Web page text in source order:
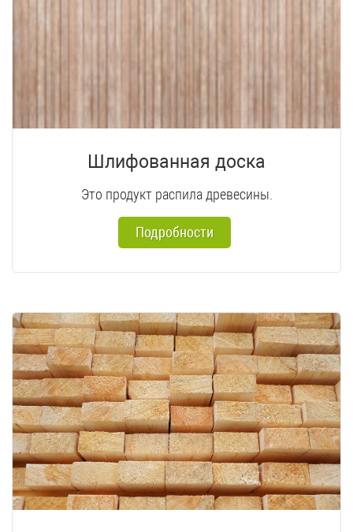
Шлифованная доска
Это продукт распила древесины.
Подробности